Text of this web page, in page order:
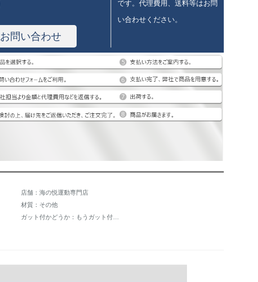
お問い合わせ
です。代理費用、送料等はお問
い合わせください。
店舗：海の悦運動専門店
材質：その他
ガット付かどうか：もうガット付きます。